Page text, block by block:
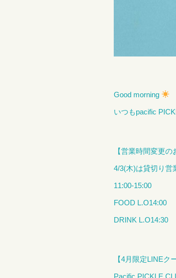
Good morning
いつもpacific
【営業時間変更の
4/3(木)は貸切り営
11:00-15:00
FOOD L.O14:00
DRINK L.O14:30
【4月限定LINEク
Pacific PICKLE